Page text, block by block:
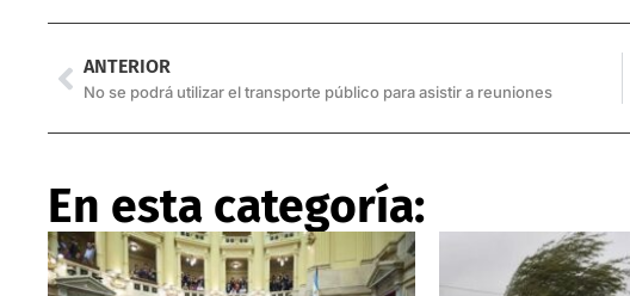
ANTERIOR
No se podrá utilizar el transporte público para asistir a reuniones
En esta categoría: